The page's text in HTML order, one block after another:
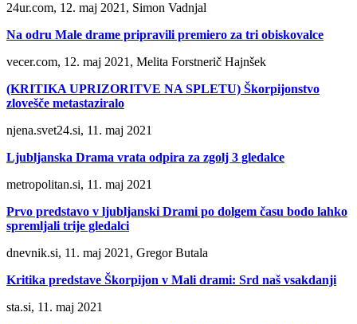
24ur.com, 12. maj 2021, Simon Vadnjal
Na odru Male drame pripravili premiero za tri obiskovalce
vecer.com, 12. maj 2021, Melita Forstnerič Hajnšek
(KRITIKA UPRIZORITVE NA SPLETU) Škorpijonstvo
zlovešče metastaziralo
njena.svet24.si, 11. maj 2021
Ljubljanska Drama vrata odpira za zgolj 3 gledalce
metropolitan.si, 11. maj 2021
Prvo predstavo v ljubljanski Drami po dolgem času bodo lahko
spremljali trije gledalci
dnevnik.si, 11. maj 2021, Gregor Butala
Kritika predstave Škorpijon v Mali drami: Srd naš vsakdanji
sta.si, 11. maj 2021